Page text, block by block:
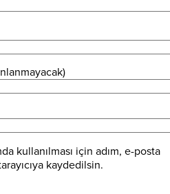
kullanılması için adım, e-posta
kaydedilsin.